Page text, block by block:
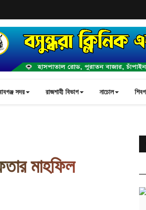
সদর রাজশাহী বিভাগ নাচোল
মাহফিল